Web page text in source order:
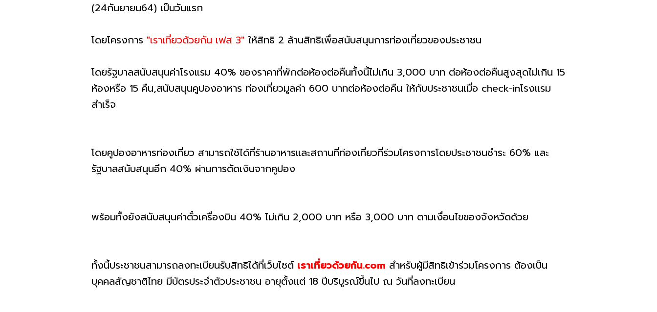
(24กันยายน64) เป็นวันแรก
โดยโครงการ "เราเที่ยวด้วยกัน เฟส 3" ให้สิทธิ 2 ล้านสิทธิเพื่อสนับสนุนการท่องเที่ยวของประชาชน
โดยรัฐบาลสนับสนุนค่าโรงแรม 40% ของราคาที่พักต่อห้องต่อคืนทั้งนี้ไม่เกิน 3,000 บาท ต่อห้องต่อคืนสูงสุดไม่เกิน 15
ห้องหรือ 15 คืน,สนับสนุนคูปองอาหาร ท่องเที่ยวมูลค่า 600 บาทต่อห้องต่อคืน ให้กับประชาชนเมื่อ check-inโรงแรม
สำเร็จ
โดยคูปองอาหารท่องเที่ยว สามารถใช้ได้ที่ร้านอาหารและสถานที่ท่องเที่ยวที่ร่วมโครงการโดยประชาชนชำระ 60% และ
รัฐบาลสนับสนุนอีก 40% ผ่านการตัดเงินจากคูปอง
พร้อมทั้งยังสนับสนุนค่าตั๋วเครื่องบิน 40% ไม่เกิน 2,000 บาท หรือ 3,000 บาท ตามเงื่อนไขของจังหวัดด้วย
ทั้งนี้ประชาชนสามารถลงทะเบียนรับสิทธิได้ที่เว็บไซต์ เราเที่ยวด้วยกัน.com สำหรับผู้มีสิทธิเข้าร่วมโครงการ ต้องเป็น
บุคคลสัญชาติไทย มีบัตรประจำตัวประชาชน อายุตั้งแต่ 18 ปีบริบูรณ์ขึ้นไป ณ วันที่ลงทะเบียน